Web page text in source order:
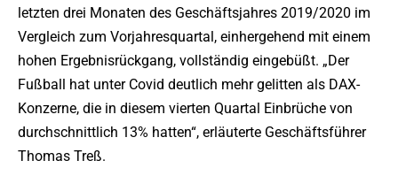
letzten drei Monaten des Geschäftsjahres 2019/2020 im
Vergleich zum Vorjahresquartal, einhergehend mit einem
hohen Ergebnisrückgang, vollständig eingebüßt. „Der
Fußball hat unter Covid deutlich mehr gelitten als DAX-
Konzerne, die in diesem vierten Quartal Einbrüche von
durchschnittlich 13% hatten“, erläuterte Geschäftsführer
Thomas Treß.